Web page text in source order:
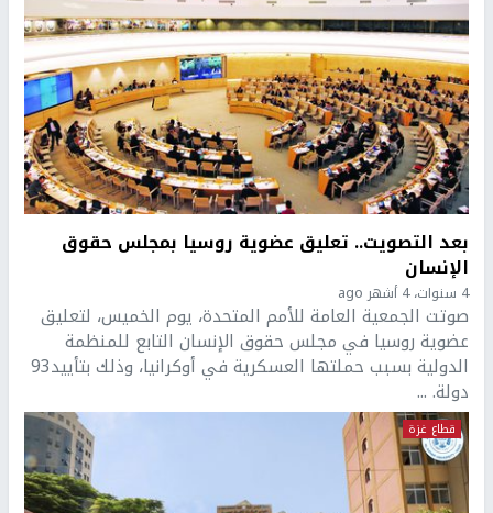
بعد التصويت.. تعليق عضوية روسيا بمجلس حقوق
الإنسان
4 سنوات، 4 أشهر ago
صوتت الجمعية العامة للأمم المتحدة، يوم الخميس، لتعليق
عضوية روسيا في مجلس حقوق الإنسان التابع للمنظمة
الدولية بسبب حملتها العسكرية في أوكرانيا، وذلك بتأييد93
دولة. ...
قطاع غزة